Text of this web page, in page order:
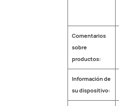
Comentarios
sobre
productos:
Información de
su dispositivo: